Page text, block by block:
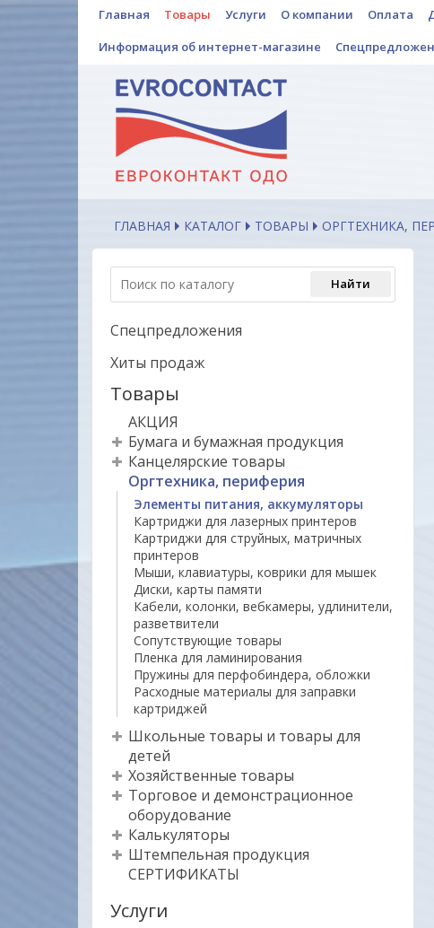
Главная Товары Услуги О компании Оплата
Информация об интернет-магазине
ГЛАВНАЯ КАТАЛОГ ТОВАРЫ ОРГТЕХНИКА,
Спецпредложения
Хиты продаж
Товары
АКЦИЯ
Бумага и бумажная продукция
Канцелярские товары
Оргтехника, периферия
Элементы питания, аккумуляторы
Картриджи для лазерных принтеров
Картриджи для струйных, матричных
принтеров
Мыши, клавиатуры, коврики для мышек
Диски, карты памяти
Кабели, колонки, вебкамеры, удлинители,
разветвители
Сопутствующие товары
Пленка для ламинирования
Пружины для перфобиндера, обложки
Расходные материалы для заправки
картриджей
Школьные товары и товары для
детей
Хозяйственные товары
Торговое и демонстрационное
оборудование
Калькуляторы
Штемпельная продукция
СЕРТИФИКАТЫ
Услуги